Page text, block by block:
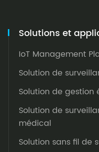
Solutions et
IoT Management
Solution de
Solution de
Solution de
médical
Solution sans fil de